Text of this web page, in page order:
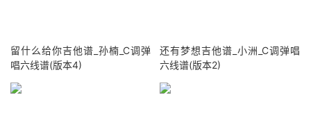
留什么给你吉他谱_孙楠_C调弹
唱六线谱(版本4)
还有梦想吉他谱_小洲_C调弹唱
六线谱(版本2)